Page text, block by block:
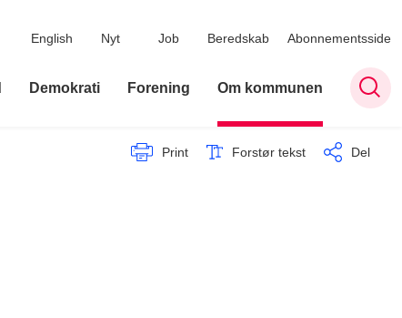
English Nyt Job Beredskab Abonnementsside
Demokrati Forening Om kommunen
Print Forstør tekst Del